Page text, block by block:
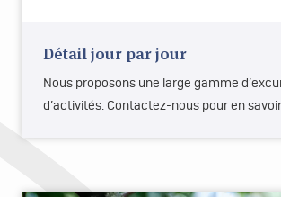
Détail jour par jour
Nous proposons une large gamme
d’activités. Contactez-nous pour en savoir